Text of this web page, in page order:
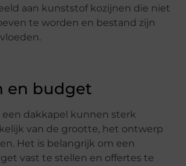
aan kunststof kozijnen die niet
te worden en bestand zijn
en budget
een dakkapel kunnen sterk
van de grootte, het ontwerp
Het is belangrijk om een
vast te stellen en offertes te